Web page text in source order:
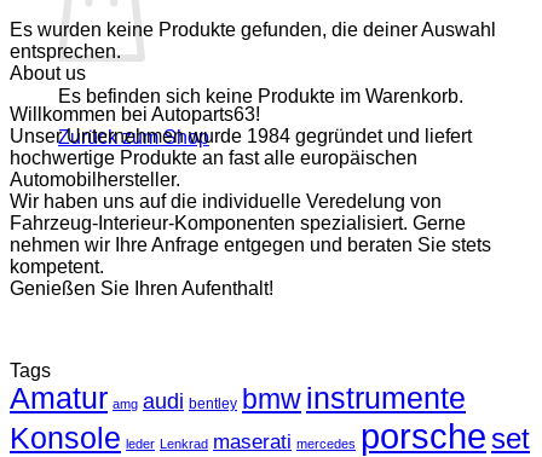
Es befinden sich keine Produkte im Warenkorb.
Zurück zum Shop
Es wurden keine Produkte gefunden, die deiner Auswahl
entsprechen.
About us
Willkommen bei Autoparts63!
Unser Unternehmen wurde 1984 gegründet und liefert
hochwertige Produkte an fast alle europäischen
Automobilhersteller.
Wir haben uns auf die individuelle Veredelung von
Fahrzeug-Interieur-Komponenten spezialisiert. Gerne
nehmen wir Ihre Anfrage entgegen und beraten Sie stets
kompetent.
Genießen Sie Ihren Aufenthalt!
Tags
Amatur amg audi bentley bmwinstrumente
Konsole leder Lenkrad maserati mercedes porsche set